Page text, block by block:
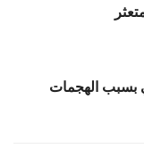
بسبب الهجمات